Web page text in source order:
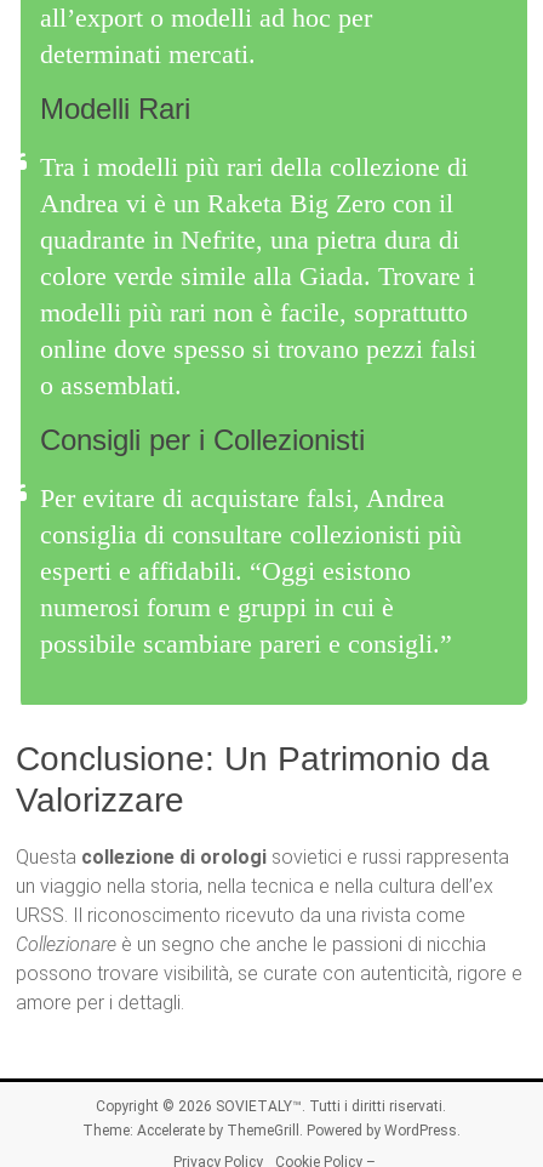
all’export o modelli ad hoc per
determinati mercati.
Modelli Rari
Tra i modelli più rari della collezione di
Andrea vi è un Raketa Big Zero con il
quadrante in Nefrite, una pietra dura di
colore verde simile alla Giada. Trovare i
modelli più rari non è facile, soprattutto
online dove spesso si trovano pezzi falsi
o assemblati.
Consigli per i Collezionisti
Per evitare di acquistare falsi, Andrea
consiglia di consultare collezionisti più
esperti e affidabili. “Oggi esistono
numerosi forum e gruppi in cui è
possibile scambiare pareri e consigli.”
Conclusione: Un Patrimonio da
Valorizzare
Questa collezione di orologi sovietici e russi rappresenta
un viaggio nella storia, nella tecnica e nella cultura dell’ex
URSS. Il riconoscimento ricevuto da una rivista come
Collezionare è un segno che anche le passioni di nicchia
possono trovare visibilità, se curate con autenticità, rigore e
amore per i dettagli.
Copyright © 2026 SOVIETALY™. Tutti i diritti riservati.
Theme: Accelerateby ThemeGrill. Powered by WordPress.
Privacy Policy
Cookie Policy –